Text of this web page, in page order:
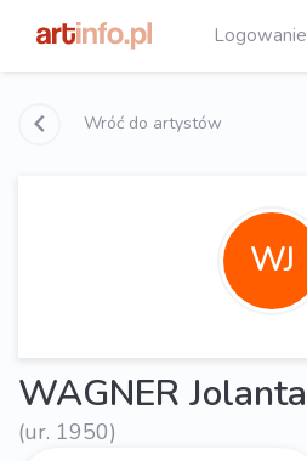
Logowanie
Wróć do artystów
WJ
WAGNER Jolanta
(ur. 1950)